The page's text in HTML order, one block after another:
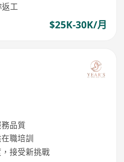
工
$25K-30K/月
品質
職培訓
接受新挑戰